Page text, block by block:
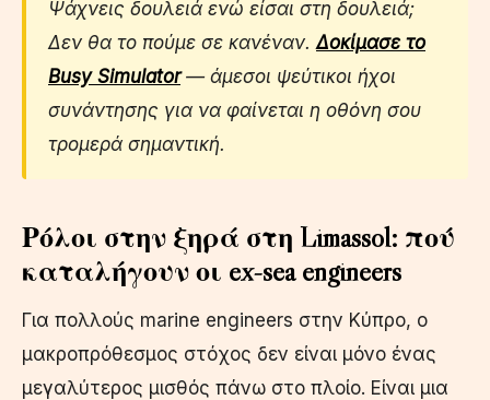
Ψάχνεις δουλειά ενώ είσαι στη δουλειά;
Δεν θα το πούμε σε κανέναν.Δοκίμασε το
Busy Simulator— άμεσοι ψεύτικοι ήχοι
συνάντησης για να φαίνεται η οθόνη σου
τρομερά σημαντική.
Ρόλοι στην ξηρά στη Limassol: πού
καταλήγουν οι ex-sea engineers
Για πολλούς marine engineers στην Κύπρο, ο
μακροπρόθεσμος στόχος δεν είναι μόνο ένας
μεγαλύτερος μισθός πάνω στο πλοίο. Είναι μια